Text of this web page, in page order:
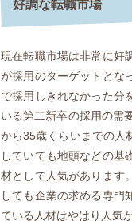
好調な転職市場
現在転職市場は非常に好
が採用のターゲットとな
で採用しきれなかった分
いる第二新卒の採用の需
から35歳くらいまでの人
していても地頭などの基
材として人気があります
しても企業の求める専門
ている人材はやはり人気